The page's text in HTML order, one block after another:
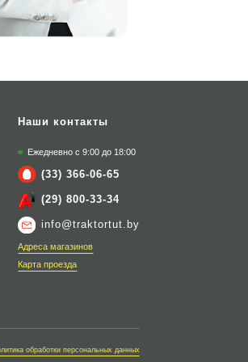
Наши контакты
Ежедневно с 9:00 до 18:00
(33) 366-06-65
(29) 800-33-34
info@traktortut.by
Адреса магазинов
Карта проезда
обработки персональных данных